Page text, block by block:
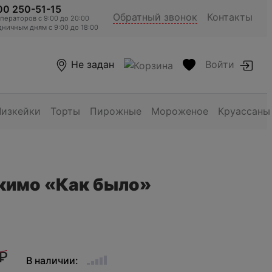
250-51-15
c 9:00 до 20:00
дням с 9:00 до 18:00
Обратный звонок Контакты
Не задан Войти
Торты Пирожные Мороженое Круассаны
«Как было»
В наличии: